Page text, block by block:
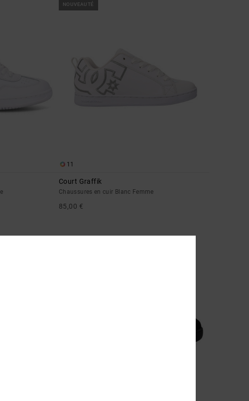
NOUVEAUTÉ
11
Court Graffik
Chaussures en cuir Blanc Femme
85,00 €